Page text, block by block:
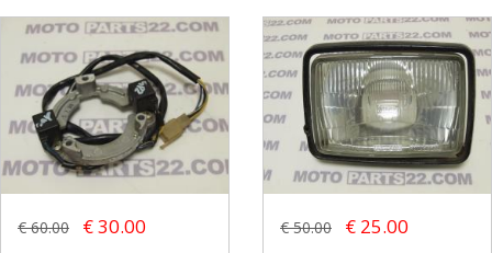
€ 60.00 € 30.00 € 50.00 € 25.00